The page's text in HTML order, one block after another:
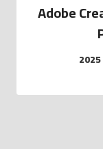
Adobe